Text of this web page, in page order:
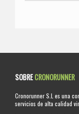
SOBRECRONORUNNER
Cronorunner S.L es una
servicios de alta calidad